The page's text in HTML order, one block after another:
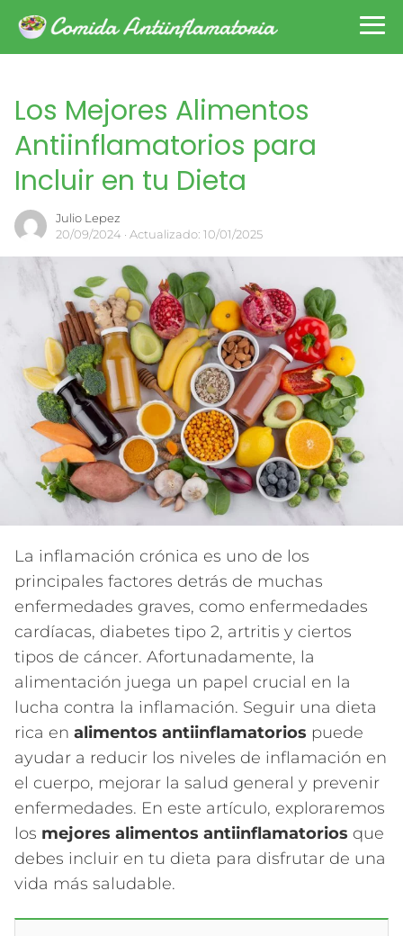
Los Mejores Alimentos
Antiinflamatorios para
Incluir en tu Dieta
Julio Lepez
20/09/2024 · Actualizado: 10/01/2025
La inflamación crónica es uno de los
principales factores detrás de muchas
enfermedades graves, como enfermedades
cardíacas, diabetes tipo 2, artritis y ciertos
tipos de cáncer. Afortunadamente, la
alimentación juega un papel crucial en la
lucha contra la inflamación. Seguir una dieta
rica en alimentos antiinflamatorios puede
ayudar a reducir los niveles de inflamación en
el cuerpo, mejorar la salud general y prevenir
enfermedades. En este artículo, exploraremos
los mejores alimentos antiinflamatorios que
debes incluir en tu dieta para disfrutar de una
vida más saludable.